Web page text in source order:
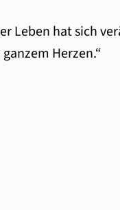
Leben hat sich
Herzen.“